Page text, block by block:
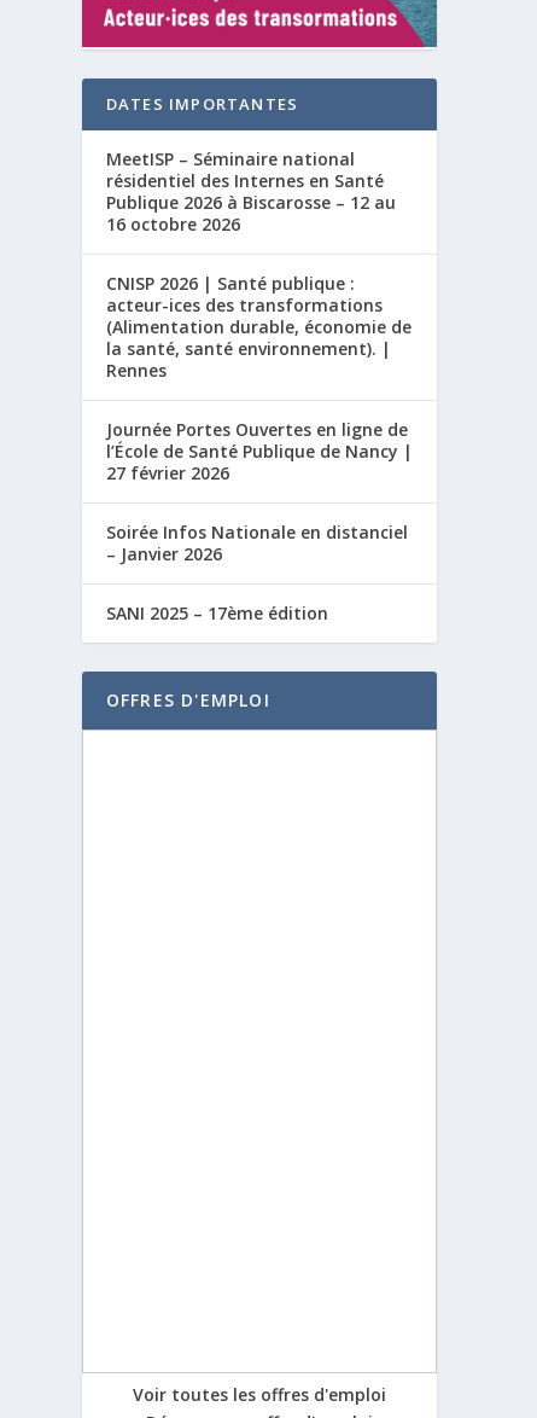
DATES IMPORTANTES
MeetISP – Séminaire national
résidentiel des Internes en Santé
Publique 2026 à Biscarosse – 12 au
16 octobre 2026
CNISP 2026 | Santé publique :
acteur-ices des transformations
(Alimentation durable, économie de
la santé, santé environnement). |
Rennes
Journée Portes Ouvertes en ligne de
l’École de Santé Publique de Nancy |
27 février 2026
Soirée Infos Nationale en distanciel
– Janvier 2026
SANI 2025 – 17ème édition
OFFRES D'EMPLOI
Voir toutes les offres d'emploi